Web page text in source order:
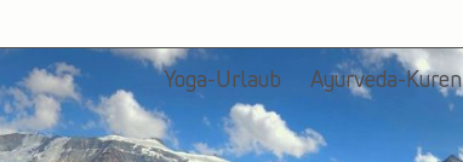
Yoga-Urlaub Ayurveda-Kuren